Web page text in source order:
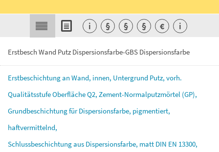
Erstbesch Wand Putz Dispersionsfarbe-GBS Dispersionsfarbe
Erstbeschichtungan Wand, innen, Untergrund Putz, vorh.
QualitätsstufeOberflächeQ2, Zement-Normalputzmörtel (GP),
GrundbeschichtungfürDispersionsfarbe, pigmentiert,
haftvermittelnd,
Schlussbeschichtungaus Dispersionsfarbe, matt DIN EN 13300,
i § § § € i